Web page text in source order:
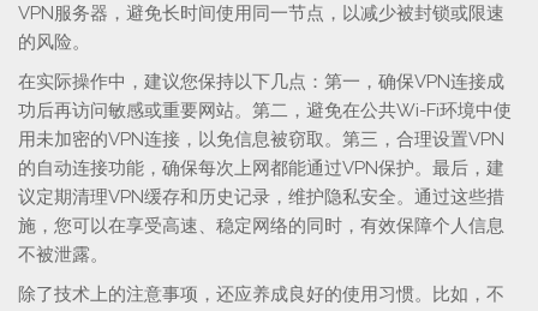
VPN服务器，避免长时间使用同一节点，以减少被封锁或限速
的风险。
在实际操作中，建议您保持以下几点：第一，确保VPN连接成
功后再访问敏感或重要网站。第二，避免在公共Wi-Fi环境中使
用未加密的VPN连接，以免信息被窃取。第三，合理设置VPN
的自动连接功能，确保每次上网都能通过VPN保护。最后，建
议定期清理VPN缓存和历史记录，维护隐私安全。通过这些措
施，您可以在享受高速、稳定网络的同时，有效保障个人信息
不被泄露。
除了技术上的注意事项，还应养成良好的使用习惯。比如，不